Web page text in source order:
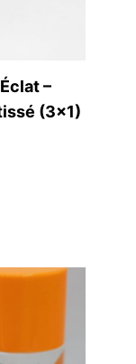
–
(3×1)